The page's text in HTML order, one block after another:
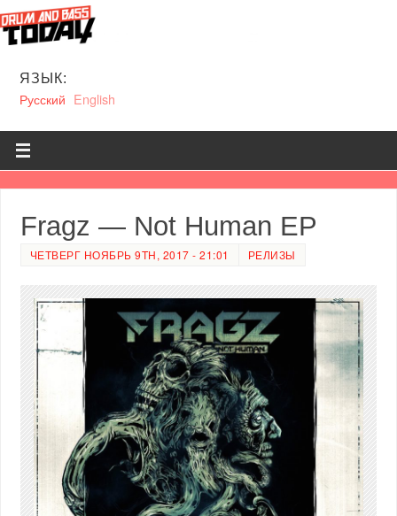
ЯЗЫК:
Русский English
Fragz — Not Human EP
ЧЕТВЕРГ НОЯБРЬ 9TH, 2017 - 21:01 РЕЛИЗЫ